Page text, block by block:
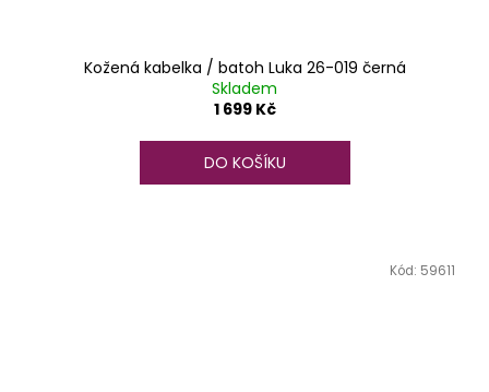
Kožená kabelka / batoh Luka 26-019 černá
Skladem
1 699 Kč
DO KOŠÍKU
Kód: 59611